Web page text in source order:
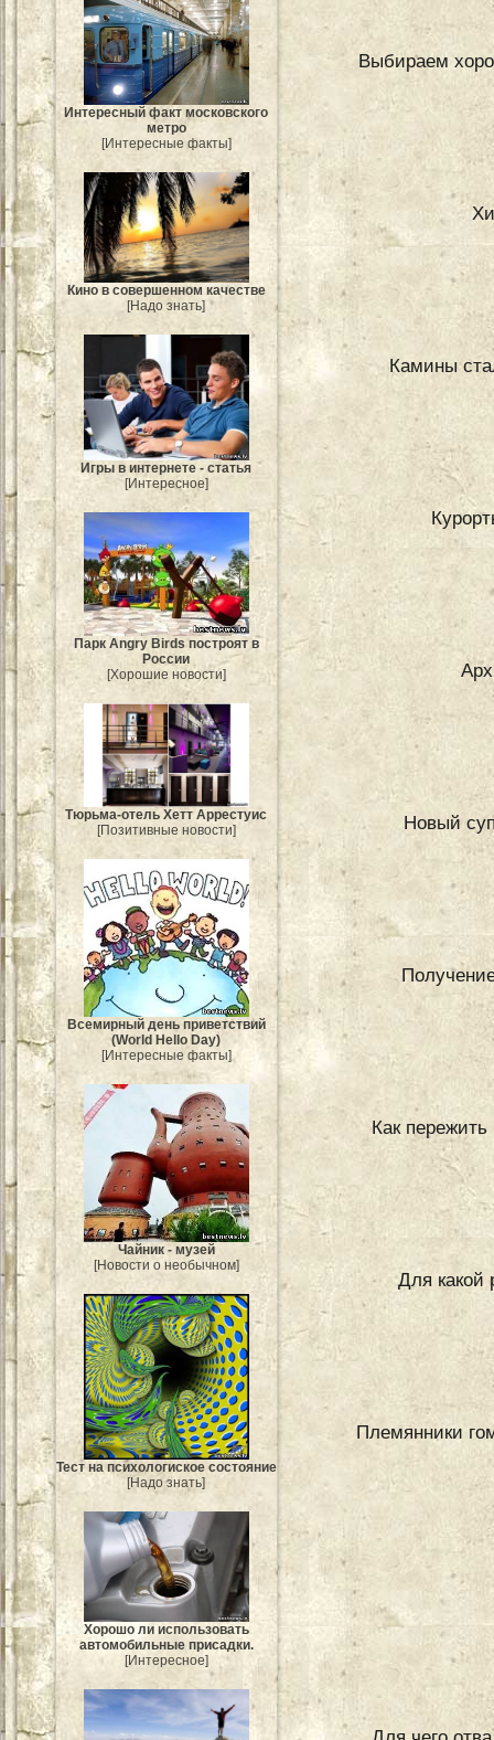
Интересный факт московского
метро
[Интересные факты]
Кино в совершенном качестве
[Надо знать]
Игры в интернете - статья
[Интересное]
Парк Angry Birds построят в
России
[Хорошие новости]
Тюрьма-отель Хетт Аррестуис
[Позитивные новости]
Всемирный день приветствий
(World Hello Day)
[Интересные факты]
Чайник - музей
[Новости о необычном]
Тест на психологиское состояние
[Надо знать]
Хорошо ли использовать
автомобильные присадки.
[Интересное]
Выбираем
Камины
Новый
Как
Для какой
Племянники